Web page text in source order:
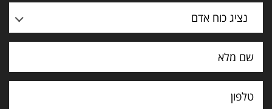
נציג כוח אדם